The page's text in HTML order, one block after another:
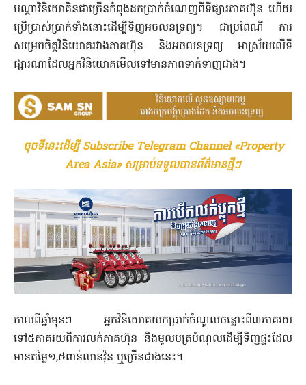
បណ្តាវិនិយោគិនជាច្រើនកំពុងដកប្រាក់ចំណេញពីទីផ្សារភាគហ៊ុន ហើយ
ប្រើប្រាស់ប្រាក់ទាំងនោះដើម្បីទិញអចលនទ្រព្យ។ ជាប្រពៃណី ការ
សម្រេចចិត្តវិនិយោគរវាងភាគហ៊ុន និងអចលនទ្រព្យ អាស្រ័យលើទី
ផ្សារណាដែលអ្នកវិនិយោគមើលទៅមានភាពទាក់ទាញជាង។
ចុចទីនេះដើម្បី Subscribe Telegram Channel «Property
Area Asia» សម្រាប់ទទួលបានព័ត៌មានថ្មីៗ
កាលពីឆ្នាំមុនៗ អ្នកវិនិយោគយកប្រាក់ចំណូលចន្លោះពី៣ភាគរយ
ទៅ៥ភាគរយពីការលក់ភាគហ៊ុន និងមូលបត្របំណុលដើម្បីទិញផ្ទះដែល
មានតម្លៃ១,៥ពាន់លានវ៉ុន ឬច្រើនជាងនេះ។